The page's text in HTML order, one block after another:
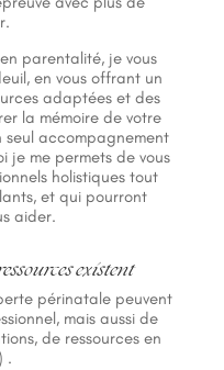
parentalité, je vous
en vous offrant un
adaptées et des
la mémoire de votre
accompagnement
je me permets de vous
holistiques tout
et qui pourront
aider.
existent
périnatale peuvent
mais aussi de
de ressources en
.